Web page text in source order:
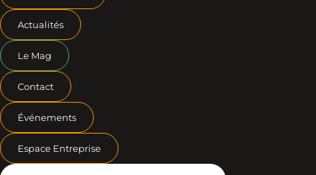
Actualités
Le Mag
Contact
Événements
Espace Entreprise